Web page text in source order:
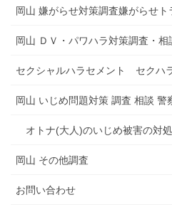
岡山 嫌がらせ対策調査嫌がらせト
岡山 ＤＶ・パワハラ対策調査・相
セクシャルハラセメント セクハ
岡山 いじめ問題対策 調査 相談 警
オトナ(大人)のいじめ被害の対
岡山 その他調査
お問い合わせ